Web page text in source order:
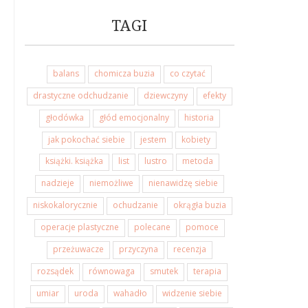
TAGI
balans chomicza buzia
co czytać
drastyczne odchudzanie
dziewczyny
efekty
głodówka
głód emocjonalny
historia
jak pokochać siebie
jestem
kobiety
książki. książka
list lustro
metoda
nadzieje
niemożliwe
nienawidzę siebie
niskokalorycznie
ochudzanie
okrągła buzia
operacje plastyczne
polecane
pomoce
przeżuwacze
przyczyna
recenzja
rozsądek
równowaga smutek
terapia
umiar
uroda wahadło
widzenie siebie